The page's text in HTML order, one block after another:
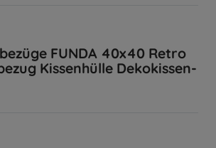
FUNDA 40x40 Retro
Kissenhülle Dekokissen-